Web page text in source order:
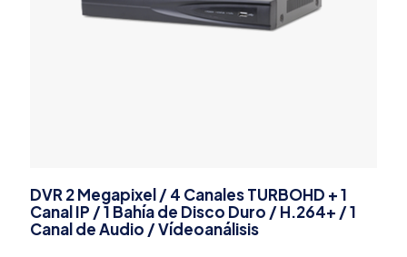
DVR 2 Megapixel / 4 Canales TURBOHD + 1
Canal IP / 1 Bahía de Disco Duro / H.264+ / 1
Canal de Audio / Vídeoanálisis